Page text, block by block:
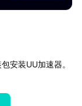
安装UU加速器。